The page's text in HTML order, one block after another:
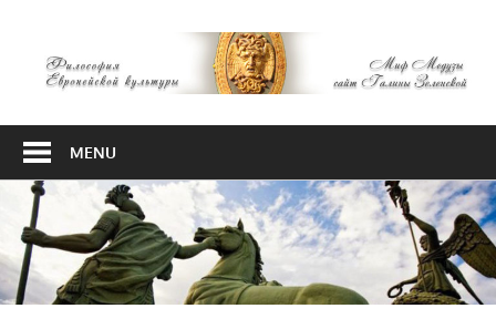
content
Европейской
MENU